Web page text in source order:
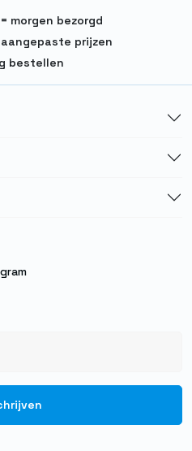
morgen bezorgd
prijzen
bestellen